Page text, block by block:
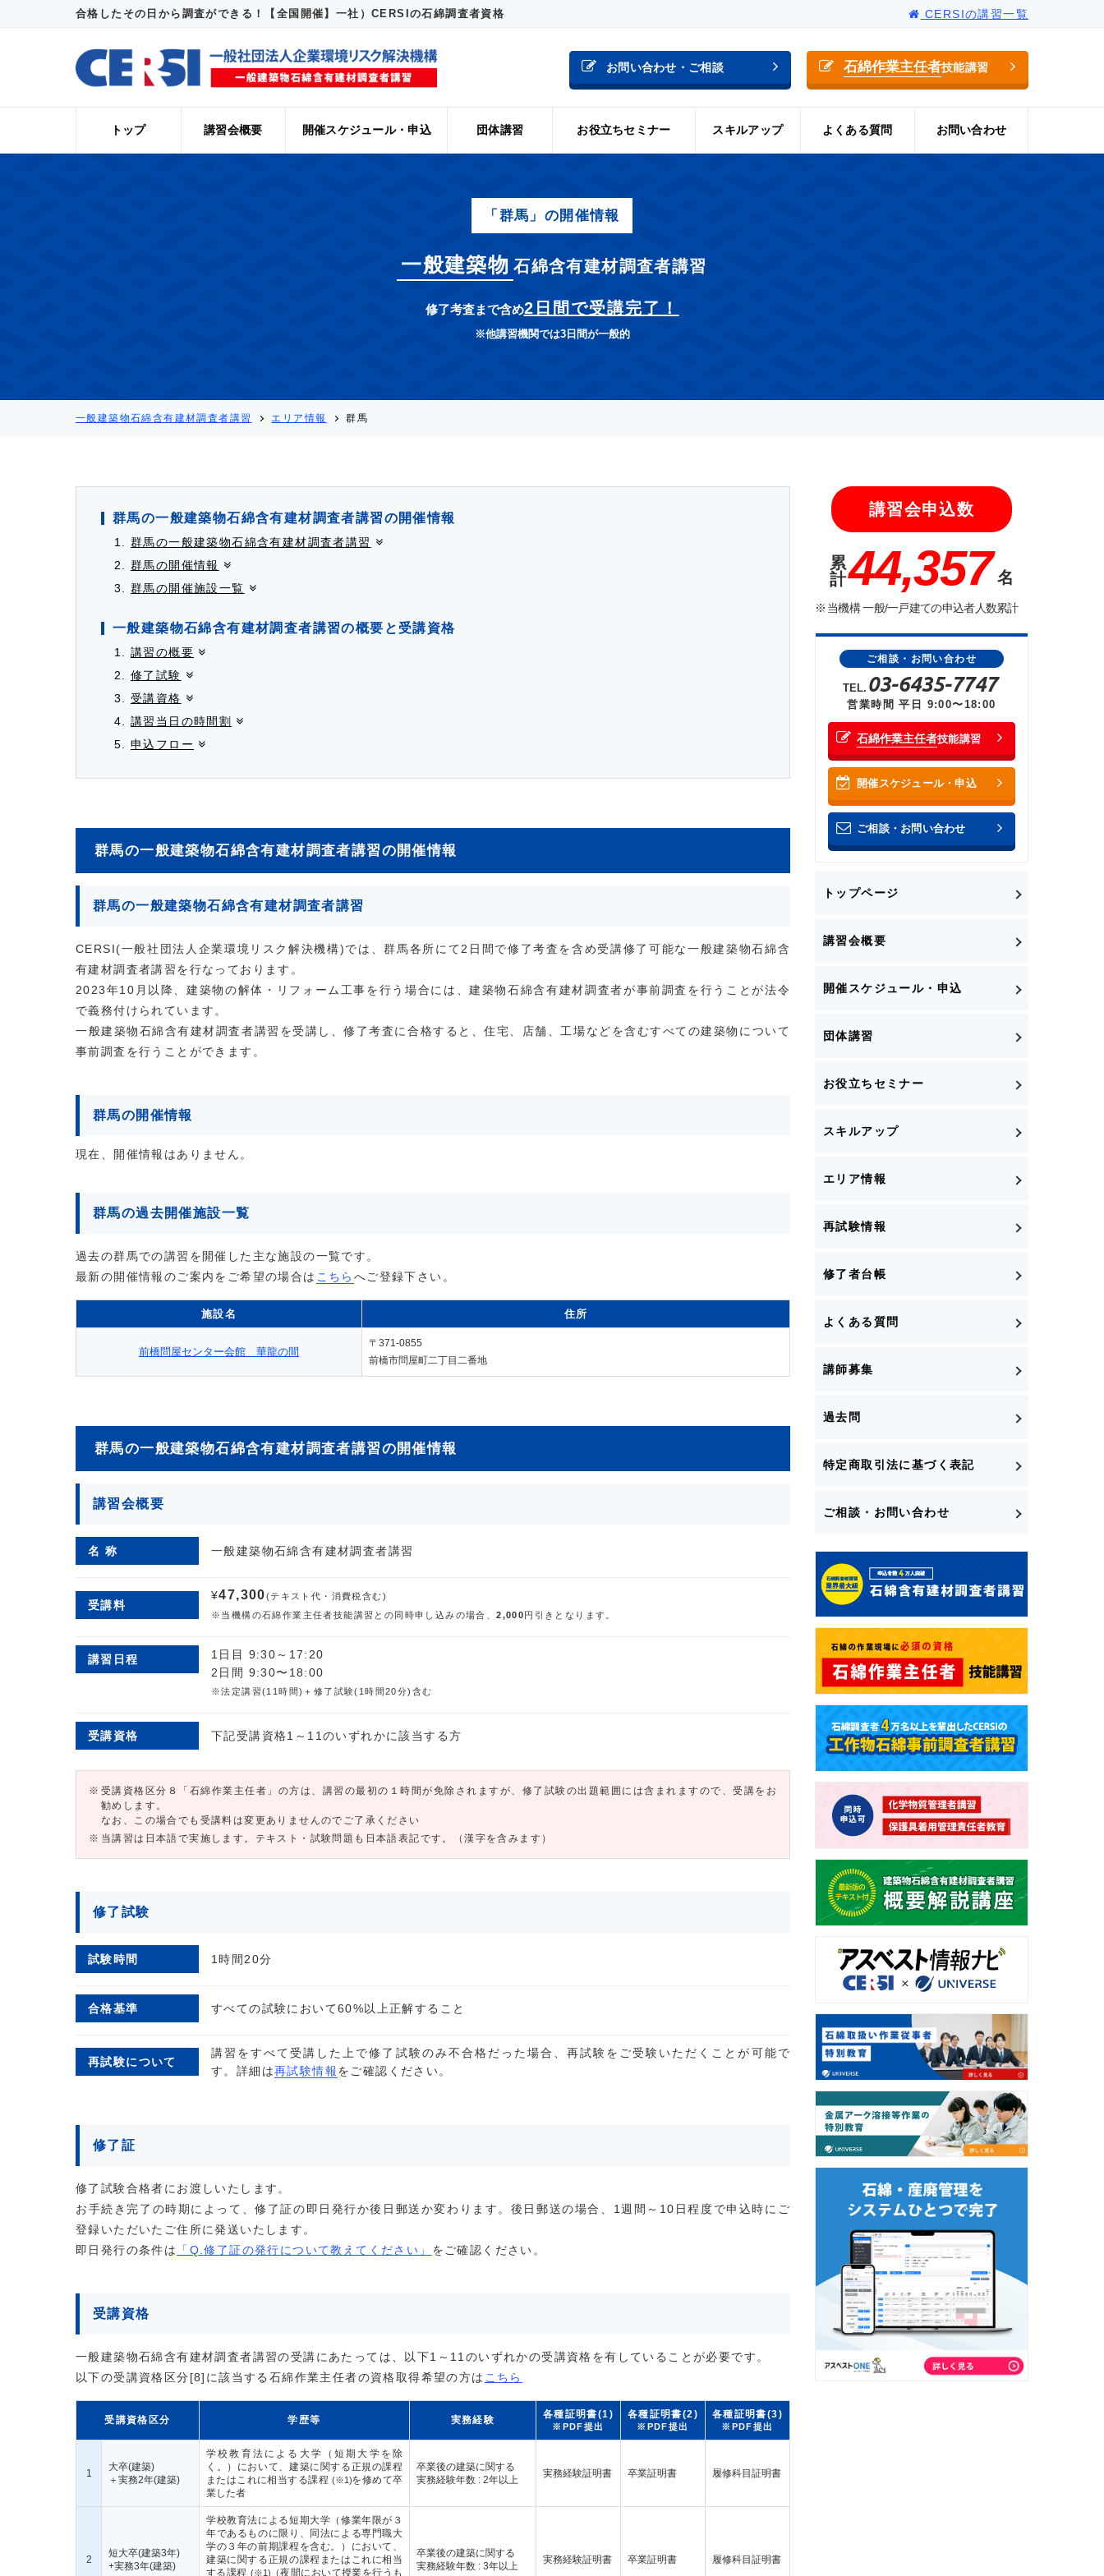
合格したその日から調査ができる！【全国開催】一社）CERSIの石綿調査者資格 CERSIの講習一覧
お問い合わせ・ご相談 石綿作業主任者技能講習
トップ 講習会概要 開催スケジュール・申込 団体講習 お役立ちセミナー スキルアップ よくある質問 お問い合わせ
「群馬」の開催情報
一般建築物 石綿含有建材調査者講習
修了考査まで含め2日間で受講完了！
※他講習機関では3日間が一般的
一般建築物石綿含有建材調査者講習 エリア情報 群馬
群馬の一般建築物石綿含有建材調査者講習の開催情報
群馬の一般建築物石綿含有建材調査者講習
群馬の開催情報
群馬の開催施設一覧
一般建築物石綿含有建材調査者講習の概要と受講資格
講習の概要
修了試験
受講資格
講習当日の時間割
申込フロー
群馬の一般建築物石綿含有建材調査者講習の開催情報
群馬の一般建築物石綿含有建材調査者講習
CERSI(一般社団法人企業環境リスク解決機構)では、群馬各所にて2日間で修了考査を含め受講修了可能な一般建築物石綿含
有建材調査者講習を行なっております。
2023年10月以降、建築物の解体・リフォーム工事を行う場合には、建築物石綿含有建材調査者が事前調査を行うことが法令
で義務付けられています。
一般建築物石綿含有建材調査者講習を受講し、修了考査に合格すると、住宅、店舗、工場などを含むすべての建築物について
事前調査を行うことができます。
群馬の開催情報
現在、開催情報はありません。
群馬の過去開催施設一覧
過去の群馬での講習を開催した主な施設の一覧です。
最新の開催情報のご案内をご希望の場合は こちら へご登録下さい。
施設名 住所
前橋問屋センター会館 華龍の間
〒371-0855
前橋市問屋町二丁目二番地
群馬の一般建築物石綿含有建材調査者講習の開催情報
講習会概要
名 称 一般建築物石綿含有建材調査者講習
受講料
¥47,300(テキスト代・消費税含む)
※当機構の石綿作業主任者技能講習との同時申し込みの場合、2,000円引きとなります。
講習日程
1日目 9:30～17:20
2日間 9:30〜18:00
※法定講習(11時間)＋修了試験(1時間20分)含む
受講資格 下記受講資格1～11のいずれかに該当する方
受講資格区分８「石綿作業主任者」の方は、講習の最初の１時間が免除されますが、修了試験の出題範囲には含まれますので、受講をお
勧めします。
なお、この場合でも受講料は変更ありませんのでご了承ください
当講習は日本語で実施します。テキスト・試験問題も日本語表記です。（漢字を含みます）
修了試験
試験時間 1時間20分
合格基準 すべての試験において60%以上正解すること
再試験について
講習をすべて受講した上で修了試験のみ不合格だった場合、再試験をご受験いただくことが可能で
す。詳細は再試験情報をご確認ください。
修了証
修了試験合格者にお渡しいたします。
お手続き完了の時期によって、修了証の即日発行か後日郵送か変わります。後日郵送の場合、1週間～10日程度で申込時にご
登録いただいたご住所に発送いたします。
即日発行の条件は
「Q.修了証の発行について教えてください」 をご確認ください。
受講資格
一般建築物石綿含有建材調査者講習の受講にあたっては、以下1～11のいずれかの受講資格を有していることが必要です。
以下の受講資格区分[8]に該当する石綿作業主任者の資格取得希望の方は こちら
受講資格区分 学歴等 実務経験 各種証明書(1)
※PDF提出
各種証明書(2)
※PDF提出
各種証明書(3)
※PDF提出
1
大卒(建築)
＋実務2年(建築)
学校教育法による大学（短期大学を除
く。）において、建築に関する正規の課程
またはこれに相当する課程 (※1)を修めて卒
業した者
卒業後の建築に関する
実務経験年数 : 2年以上
実務経験証明書 卒業証明書 履修科目証明書
2
短大卒(建築3年)
+実務3年(建築)
学校教育法による短期大学（修業年限が３
年であるものに限り、同法による専門職大
学の３年の前期課程を含む。）において、
建築に関する正規の課程またはこれに相当
する課程 (※1)（夜間において授業を行うも
卒業後の建築に関する
実務経験年数 : 3年以上
実務経験証明書 卒業証明書 履修科目証明書
講習会申込数
累
計44,357 名
当機構 一般/一戸建ての申込者人数累計
ご相談・お問い合わせ
TEL. 03-6435-7747
営業時間 平日 9:00〜18:00
石綿作業主任者技能講習
開催スケジュール・申込
ご相談・お問い合わせ
トップページ
講習会概要
開催スケジュール・申込
団体講習
お役立ちセミナー
スキルアップ
エリア情報
再試験情報
修了者台帳
よくある質問
講師募集
過去問
特定商取引法に基づく表記
ご相談・お問い合わせ